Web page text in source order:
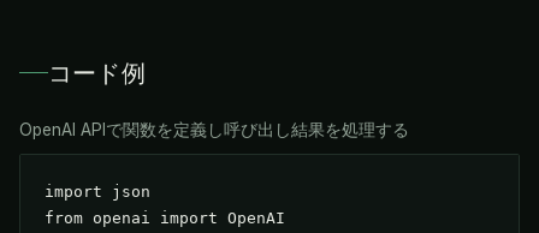
コード例
OpenAI APIで関数を定義し呼び出し結果を処理する
import json
from openai import OpenAI